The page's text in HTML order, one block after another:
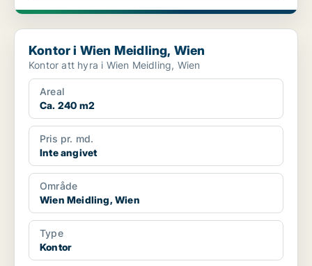
Kontor i Wien Meidling, Wien
Kontor i Wien Meidling, Wien
Kontor att hyra i Wien Meidling, Wien
Areal
Ca. 240 m2
Pris pr. md.
Inte angivet
Område
Wien Meidling, Wien
Type
Kontor